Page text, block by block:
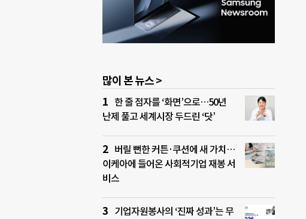
많이 본 뉴스 >
한 줄 점자를 ‘화면’으로…50년
난제 풀고 세계시장 두드린 ‘닷’
버릴 뻔한 커튼·쿠션에 새 가치…
이케아에 들어온 사회적기업 재봉 서
비스
기업자원봉사의 ‘진짜 성과’는 무